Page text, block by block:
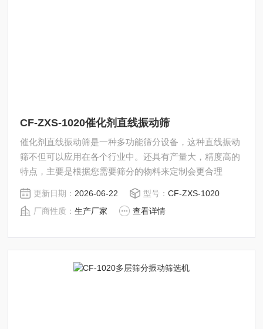
CF-ZXS-1020催化剂直线振动筛
催化剂直线振动筛是一种多功能筛分设备，这种直线振动
筛不但可以应用在各个行业中。还具有产量大，精度高的
特点，主要是根据您需要筛分的物料来定制会更合理
更新日期： 2026-06-22 型号：CF-ZXS-1020
厂商性质：生产厂家 查看详情